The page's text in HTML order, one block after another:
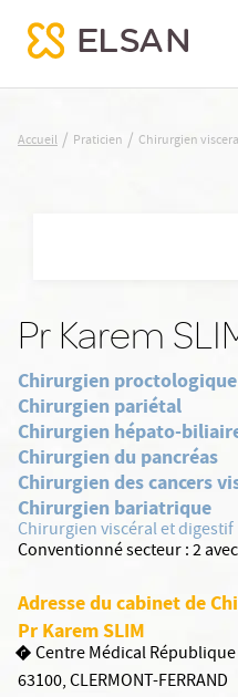
SLIM KAREM
Accueil / Praticien / Chirurgien
Pr Karem
Chirurgien proctologique
Chirurgien pariétal
Chirurgien hépato-
Chirurgien du pancréas
Chirurgien des cancers
Chirurgien bariatrique
Chirurgien viscéral et digestif
Conventionné secteur :2
Adresse du cabinet de
Pr Karem SLIM
Centre Médical
63100,CLERMONT-FERRAND